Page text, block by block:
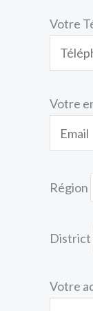
Votre
Votre
Région
District
Votre